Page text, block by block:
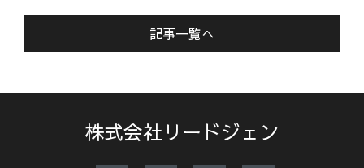
記事一覧へ
株式会社リードジェン